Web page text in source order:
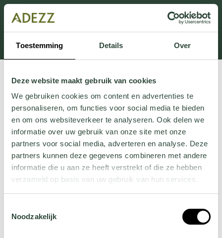
Toestemming Details Over
Deze website maakt gebruik van cookies
We gebruiken cookies om content en advertenties te
personaliseren, om functies voor social media te bieden
en om ons websiteverkeer te analyseren. Ook delen we
informatie over uw gebruik van onze site met onze
partners voor social media, adverteren en analyse. Deze
partners kunnen deze gegevens combineren met andere
informatie die u aan ze heeft verstrekt of die ze hebben
verzameld op basis van uw gebruik van hun services.
jehier.
Noodzakelijk
Dit onderdeel is momenteel in onderhoud.
Als je informatie mist kun je ons bellen +31 413 274
168 of mailen
Customersupport@adezz.com.